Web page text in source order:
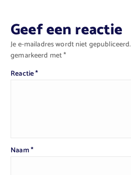
Geef een reactie
Je e-mailadres wordt niet gepubliceerd.
gemarkeerd met*
Reactie*
Naam*